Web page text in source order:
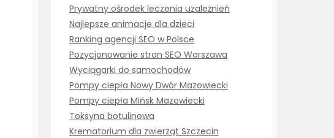
Prywatny ośrodek leczenia uzależnień
Najlepsze animacje dla dzieci
Ranking agencji SEO w Polsce
Pozycjonowanie stron SEO Warszawa
Wyciągarki do samochodów
Pompy ciepła Nowy Dwór Mazowiecki
Pompy ciepła Mińsk Mazowiecki
Toksyna botulinowa
Krematorium dla zwierząt Szczecin